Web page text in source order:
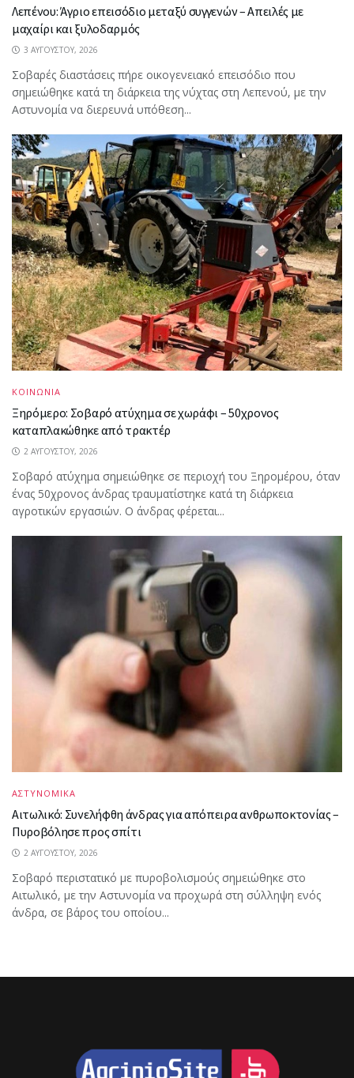
Λεπένου: Άγριο επεισόδιο μεταξύ συγγενών – Απειλές με
μαχαίρι και ξυλοδαρμός
3 ΑΥΓΟΎΣΤΟΥ, 2026
Σοβαρές διαστάσεις πήρε οικογενειακό επεισόδιο που
σημειώθηκε κατά τη διάρκεια της νύχτας στη Λεπενού, με την
Αστυνομία να διερευνά υπόθεση...
ΚΟΙΝΩΝΙΑ
Ξηρόμερο: Σοβαρό ατύχημα σε χωράφι – 50χρονος
καταπλακώθηκε από τρακτέρ
2 ΑΥΓΟΎΣΤΟΥ, 2026
Σοβαρό ατύχημα σημειώθηκε σε περιοχή του Ξηρομέρου, όταν
ένας 50χρονος άνδρας τραυματίστηκε κατά τη διάρκεια
αγροτικών εργασιών. Ο άνδρας φέρεται...
ΑΣΤΥΝΟΜΙΚΑ
Αιτωλικό: Συνελήφθη άνδρας για απόπειρα ανθρωποκτονίας –
Πυροβόλησε προς σπίτι
2 ΑΥΓΟΎΣΤΟΥ, 2026
Σοβαρό περιστατικό με πυροβολισμούς σημειώθηκε στο
Αιτωλικό, με την Αστυνομία να προχωρά στη σύλληψη ενός
άνδρα, σε βάρος του οποίου...